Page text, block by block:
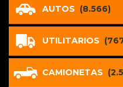
AUTOS (8.566)
UTILITARIOS
CAMIONETAS